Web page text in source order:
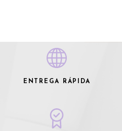
ENTREGA RÁPIDA